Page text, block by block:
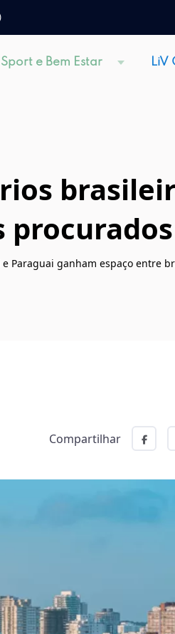
Sport e Bem Estar LiV
procurados
Paraguai ganham espaço entre
Compartilhar